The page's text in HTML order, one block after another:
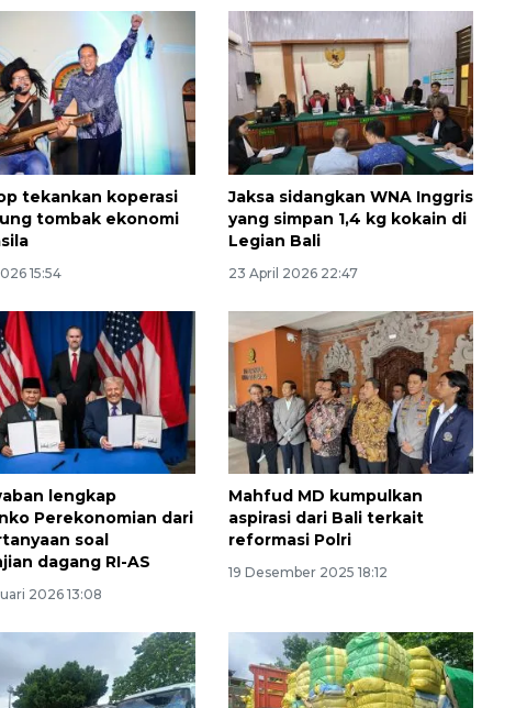
tekankan koperasi
tombak ekonomi
15:54
Jaksa sidangkan WNA Inggris
yang simpan 1,4 kg kokain di
Legian Bali
23 April 2026 22:47
lengkap
Perekonomian dari
soal
dagang RI-AS
2026 13:08
Mahfud MD kumpulkan
aspirasi dari Bali terkait
reformasi Polri
19 Desember 2025 18:12
Awas penipuan berbasis AI
2026-08-07 13:45:00